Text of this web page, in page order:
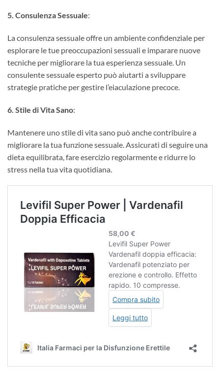
5. Consulenza Sessuale:
La consulenza sessuale offre un ambiente confidenziale per
esplorare le tue preoccupazioni sessuali e imparare nuove
tecniche per migliorare la tua esperienza sessuale. Un
consulente sessuale esperto può aiutarti a sviluppare
strategie pratiche per gestire l’eiaculazione precoce.
6. Stile di Vita Sano:
Mantenere uno stile di vita sano può anche contribuire a
migliorare la tua funzione sessuale. Assicurati di seguire una
dieta equilibrata, fare esercizio regolarmente e ridurre lo
stress nella tua vita quotidiana.